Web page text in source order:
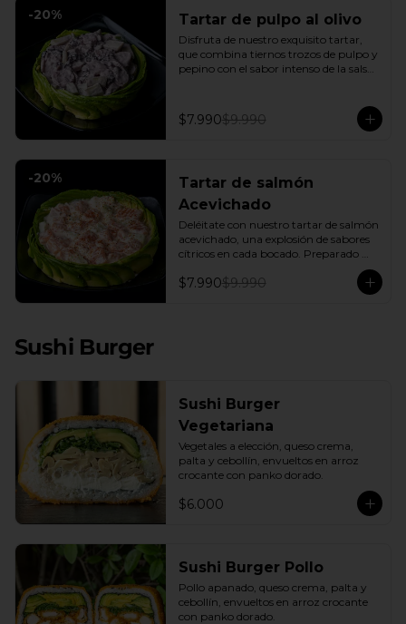
-20% Tartar de pulpo al olivo
Disfruta de nuestro exquisito tartar,
que combina tiernos trozos de pulpo y
pepino con el sabor intenso de la salsa
experiencia única de sabor y textura.
$7.990$9.990
-20%
Tartar de salmón
Acevichado
Deléitate con nuestro tartar de salmón
acevichado, una explosión de sabores
cítricos en cada bocado. Preparado
con una base de pepino fresco y palta
cremosa, este plato es el equilibrio
perfecto. Incluye: 1 Salsa de Soya 30ML
$7.990$9.990
Sushi Burger
Sushi Burger
Vegetariana
Vegetales a elección, queso crema,
palta y cebollín, envueltos en arroz
crocante con panko dorado.
$6.000
Sushi Burger Pollo
Pollo apanado, queso crema, palta y
cebollín, envueltos en arroz crocante
con panko dorado.